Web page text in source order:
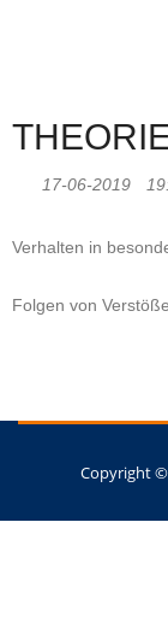
17-06-2019
Verhalten in
Folgen von
Copyright